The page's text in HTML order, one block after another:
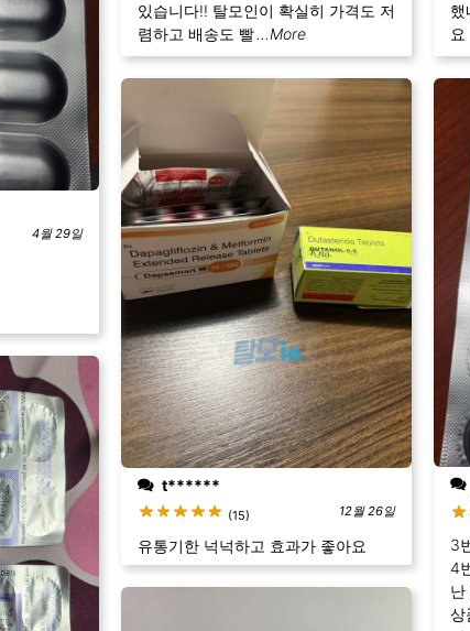
4월 29일
있습니다!! 탈모인이 확실히 가격도 저
렴하고 배송도 빨 ...More
했
요
t******
(15) 12월 26일
유통기한 넉넉하고 효과가 좋아요
3
4
난
상